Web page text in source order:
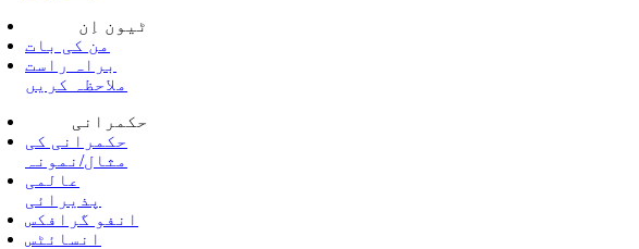
ٹیون اِن
من کی بات
براہ راست
ملاحظہ کریں
حکمرانی
حکمرانی کی
مثال/نمونہ
عالمی
پذیرائی
انفو گرافکس
انسائٹس